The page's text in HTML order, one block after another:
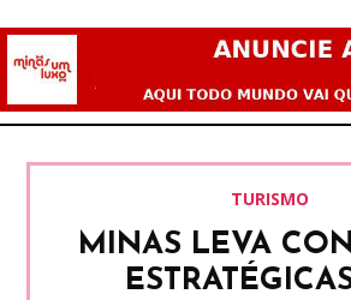
TURISMO
MINAS LEVA